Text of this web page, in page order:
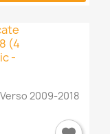
2009-2018